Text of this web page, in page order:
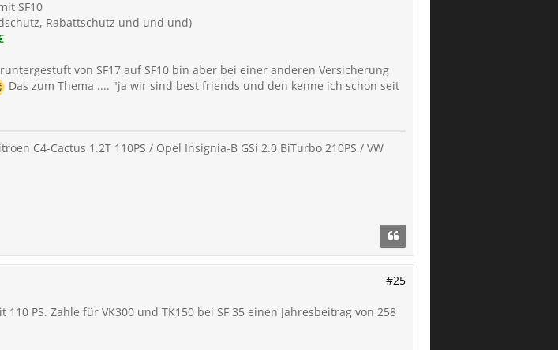
SF10
Rabattschutz und und und)
von SF17 auf SF10 bin aber bei einer anderen Versicherung
Das zum Thema .... "ja wir sind best friends und den kenne ich schon seit
C4-Cactus 1.2T 110PS / Opel Insignia-B GSi 2.0 BiTurbo 210PS / VW
#25
PS. Zahle für VK300 und TK150 bei SF 35 einen Jahresbeitrag von 258